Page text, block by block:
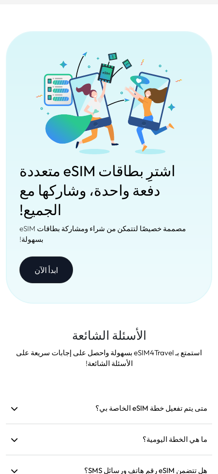
اشترِ بطاقات eSIM متعددة
دفعة واحدة، وشاركها مع
الجميع!
مصممة خصيصًا لتتمكن من شراء ومشاركة بطاقات eSIM
بسهولة!
ابدأ الآن
الأسئلة الشائعة
استمتع بـ eSIM4Travel بسهولة واحصل على إجابات سريعة على
الأسئلة الشائعة!
متى يتم تفعيل خطة eSIM الخاصة بي؟
السفر.
ما هي الخطة اليومية؟
الساعة 9 صباحًا في اليوم التالي. إذا استنفدت البيانات اليومية،هل تتضمن eSIM رقم هاتف ورسائل SMS؟